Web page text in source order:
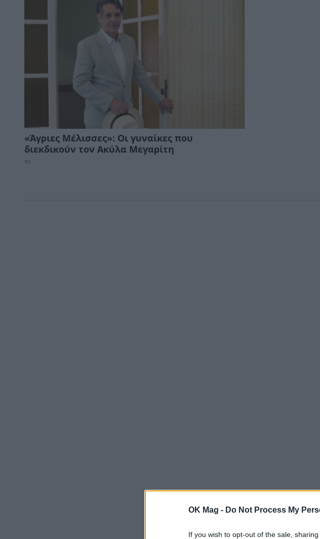
OK Mag - Do Not Process My
If you wish to opt-out of the sale,
«Άγριες Μέλισσες»: Οι γυναίκες που
διεκδικούν τον Ακύλα Μεγαρίτη
TV